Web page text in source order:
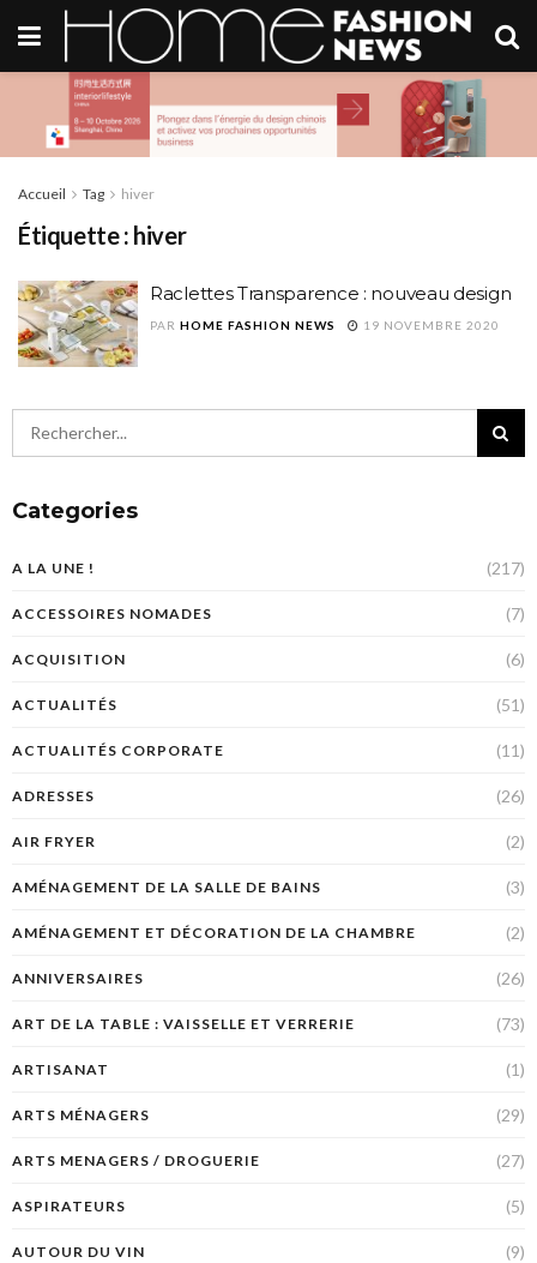
Accueil Tag hiver
Étiquette : hiver
Raclettes Transparence : nouveau design
PAR HOME FASHION NEWS 19 NOVEMBRE 2020
Categories
A LA UNE ! (217)
ACCESSOIRES NOMADES (7)
ACQUISITION (6)
ACTUALITÉS (51)
ACTUALITÉS CORPORATE (11)
ADRESSES (26)
AIR FRYER (2)
AMÉNAGEMENT DE LA SALLE DE BAINS (3)
AMÉNAGEMENT ET DÉCORATION DE LA CHAMBRE (2)
ANNIVERSAIRES (26)
ART DE LA TABLE : VAISSELLE ET VERRERIE (73)
ARTISANAT (1)
ARTS MÉNAGERS (29)
ARTS MENAGERS / DROGUERIE (27)
ASPIRATEURS (5)
AUTOUR DU VIN (9)